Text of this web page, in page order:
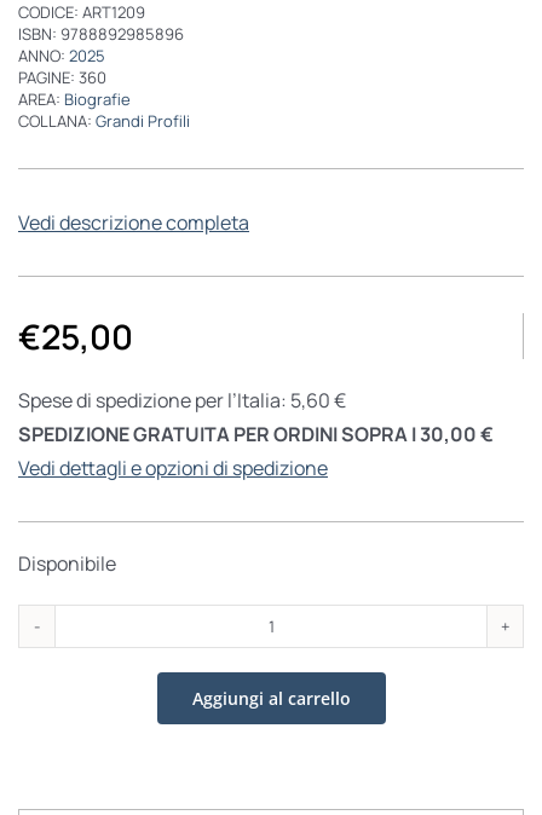
CODICE: ART1209
ISBN: 9788892985896
ANNO: 2025
PAGINE: 360
AREA: Biografie
COLLANA: Grandi Profili
Vedi descrizione completa
€25,00
Spese di spedizione per l’Italia: 5,60 €
SPEDIZIONE GRATUITA PER ORDINI SOPRA I 30,00 €
Vedi dettagli e opzioni di spedizione
Disponibile
Antonio
Salieri
quantità
Aggiungi al carrello